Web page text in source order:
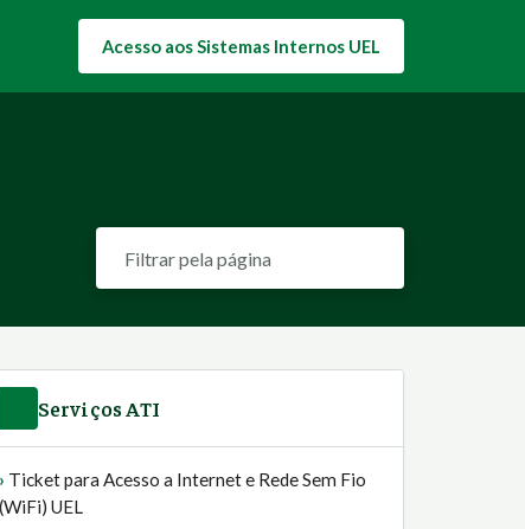
Acesso aos Sistemas Internos UEL
Filtrar
Serviços ATI
Ticket para Acesso a Internet e Rede Sem Fio
(WiFi) UEL